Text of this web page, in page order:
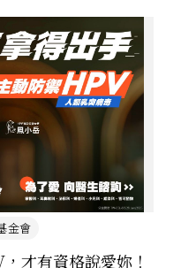
才有資格說愛妳！
金會